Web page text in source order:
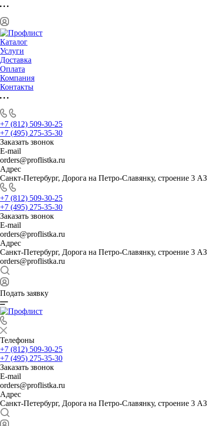
Каталог
Услуги
Доставка
Оплата
Компания
Контакты
+7 (812) 509-30-25
+7 (495) 275-35-30
Заказать звонок
E-mail
orders@proflistka.ru
Адрес
Санкт-Петербург, Дорога на Петро-Славянку, строение 3 АЗ
+7 (812) 509-30-25
+7 (495) 275-35-30
Заказать звонок
E-mail
orders@proflistka.ru
Адрес
Санкт-Петербург, Дорога на Петро-Славянку, строение 3 АЗ
orders@proflistka.ru
Подать заявку
Телефоны
+7 (812) 509-30-25
+7 (495) 275-35-30
Заказать звонок
E-mail
orders@proflistka.ru
Адрес
Санкт-Петербург, Дорога на Петро-Славянку, строение 3 АЗ